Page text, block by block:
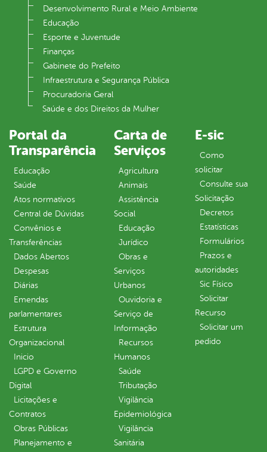
Desenvolvimento Rural e Meio Ambiente
Educação
Esporte e Juventude
Finanças
Gabinete do Prefeito
Infraestrutura e Segurança Pública
Procuradoria Geral
Saúde e dos Direitos da Mulher
Portal da
Transparência
Educação
Saúde
Atos normativos
Central de Dúvidas
Convênios e
Transferências
Dados Abertos
Despesas
Diárias
Emendas
parlamentares
Estrutura
Organizacional
Inicio
LGPD e Governo
Digital
Licitações e
Contratos
Obras Públicas
Planejamento e
Carta de
Serviços
Agricultura
Animais
Assistência
Social
Educação
Jurídico
Obras e
Serviços
Urbanos
Ouvidoria e
Serviço de
Informação
Recursos
Humanos
Saúde
Tributação
Vigilância
Epidemiológica
Vigilância
Sanitária
E-sic
Como
solicitar
Consulte sua
Solicitação
Decretos
Estatísticas
Formulários
Prazos e
autoridades
Sic Físico
Solicitar
Recurso
Solicitar um
pedido